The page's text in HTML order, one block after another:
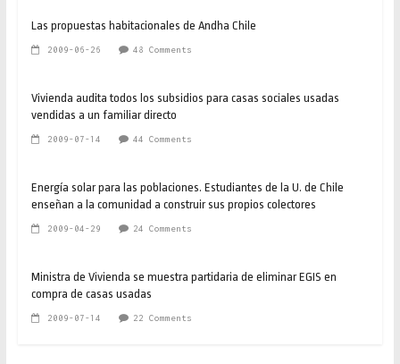
Las propuestas habitacionales de Andha Chile
2009-06-26 48 Comments
Vivienda audita todos los subsidios para casas sociales usadas
vendidas a un familiar directo
2009-07-14 44 Comments
Energía solar para las poblaciones. Estudiantes de la U. de Chile
enseñan a la comunidad a construir sus propios colectores
2009-04-29 24 Comments
Ministra de Vivienda se muestra partidaria de eliminar EGIS en
compra de casas usadas
2009-07-14 22 Comments